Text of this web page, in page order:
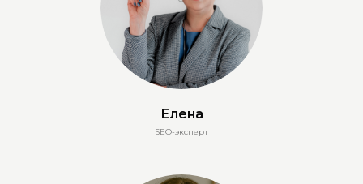
Елена
SEO-эксперт